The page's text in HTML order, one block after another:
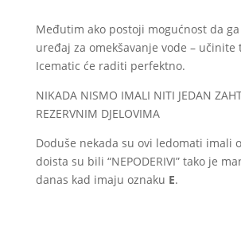
Međutim ako postoji mogućnost da
uređaj za omekšavanje vode – učinite
Icematic će raditi perfektno.
NIKADA NISMO IMALI NITI JEDAN
REZERVNIM DJELOVIMA
Doduše nekada su ovi ledomati imali
doista su bili “NEPODERIVI” tako je
danas kad imaju oznaku E.